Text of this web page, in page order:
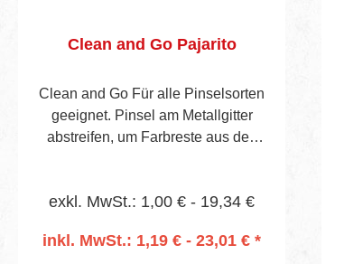
Clean and Go Pajarito
Clean and Go Für alle Pinselsorten
geeignet. Pinsel am Metallgitter
abstreifen, um Farbreste aus den
werden, Schmutz und alte Farbreste
innen liegenden Beutels entsorgt.
exkl. MwSt.: 1,00 € - 19,34 €
inkl. MwSt.: 1,19 € - 23,01 € *